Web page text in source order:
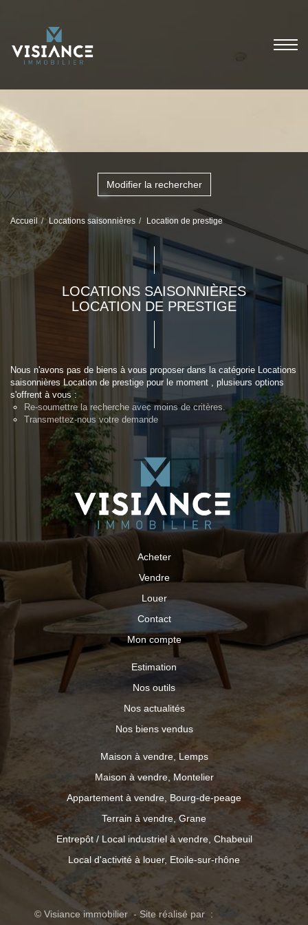
Modifier la rechercher
Accueil Locations saisonnières Location de prestige
LOCATIONS SAISONNIÈRES
LOCATION DE PRESTIGE
Nous n'avons pas de biens à vous proposer dans la catégorie Locations
saisonnières Location de prestige pour le moment , plusieurs options
s'offrent à vous :
Re-soumettre la recherche avec moins de critères.
Transmettez-nous votre demande
Acheter
Vendre
Louer
Contact
Mon compte
Estimation
Nos outils
Nos actualités
Nos biens vendus
Maison à vendre, Lemps
Maison à vendre, Montelier
Appartement à vendre, Bourg-de-peage
Terrain à vendre, Grane
Entrepôt / Local industriel à vendre, Chabeuil
Local d'activité à louer, Etoile-sur-rhône
© Visiance immobilier - Site réalisé par :